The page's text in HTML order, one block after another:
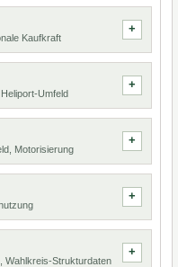
Kaufkraft
Umfeld
Motorisierung
Wahlkreis-Strukturdaten